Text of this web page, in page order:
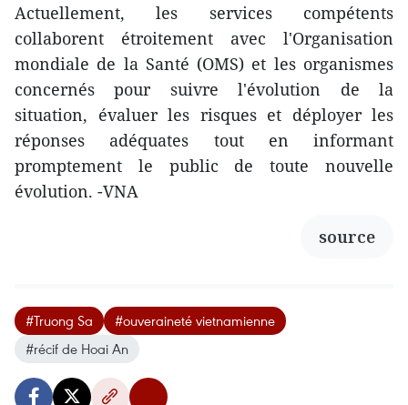
Actuellement, les services compétents
collaborent étroitement avec l'Organisation
mondiale de la Santé (OMS) et les organismes
concernés pour suivre l'évolution de la
situation, évaluer les risques et déployer les
réponses adéquates tout en informant
promptement le public de toute nouvelle
évolution. -VNA
source
#Truong Sa
#ouveraineté vietnamienne
#récif de Hoai An